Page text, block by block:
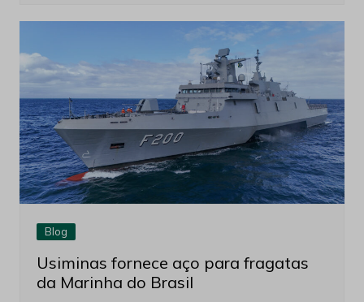
Blog
Usiminas fornece aço para fragatas
da Marinha do Brasil